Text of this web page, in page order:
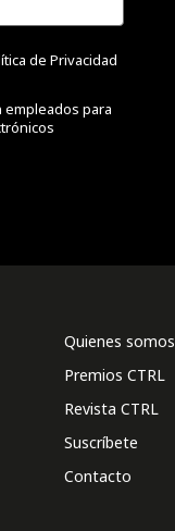
de Privacidad
para
Quienes somos
Premios CTRL
Revista CTRL
Suscríbete
Contacto